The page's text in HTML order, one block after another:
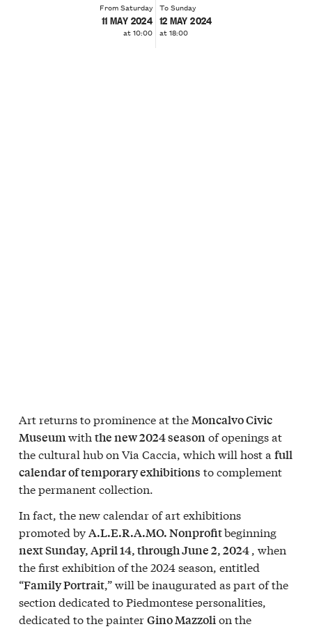
From Saturday
11 MAY 2024
at 10:00
To Sunday
12 MAY 2024
at 18:00
Art returns to prominence at theMoncalvo Civic
Museumwith the new 2024 seasonof openings at
the cultural hub on Via Caccia, which will host a full
calendar of temporary exhibitions to complement
the permanent collection.
In fact, the new calendar of art exhibitions
promoted byA.L.E.R.A.MO. Nonprofitbeginning
next Sunday, April 14, through June 2, 2024, when
the first exhibition of the 2024 season, entitled
“Family Portrait,” will be inaugurated as part of the
section dedicated to Piedmontese personalities,
dedicated to the painterGino Mazzolion the